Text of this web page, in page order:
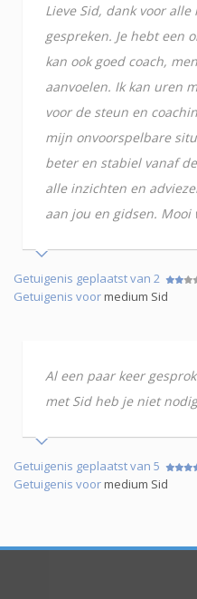
Lieve Sid, dank voor alle
gespreken. Je hebt een
kan ook goed coach,
aanvoelen. Ik kan uren
voor de steun en
mijn onvoorspelbare
beter en stabiel vanaf
alle inzichten en
aan jou en gidsen. Mooi
Getuigenis geplaatst van 2
Getuigenis voormedium Sid
Al een paar keer
met Sid heb je niet nodig
Getuigenis geplaatst van 5
Getuigenis voormedium Sid